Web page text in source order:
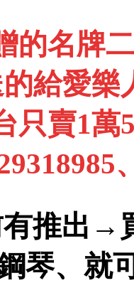
的名牌
給愛樂
只賣1萬
推出→
琴、就